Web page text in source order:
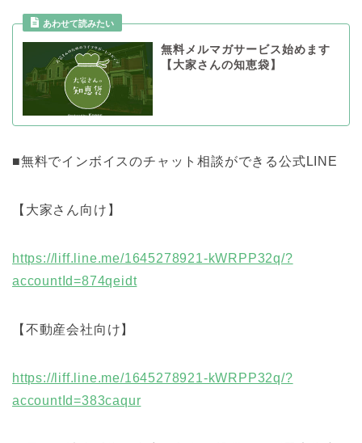
あわせて読みたい
無料メルマガサービス始めます
【大家さんの知恵袋】
■無料でインボイスのチャット相談ができる公式LINE
【大家さん向け】
https://liff.line.me/1645278921-kWRPP32q/?
accountId=874qeidt
【不動産会社向け】
https://liff.line.me/1645278921-kWRPP32q/?
accountId=383caqur